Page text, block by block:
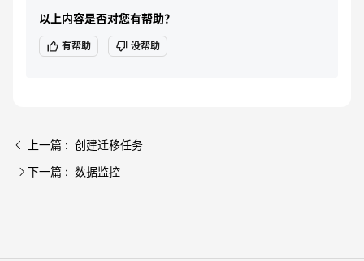
以上内容是否对您有帮助？
有帮助 没帮助
上一篇 : 创建迁移任务
下一篇 : 数据监控